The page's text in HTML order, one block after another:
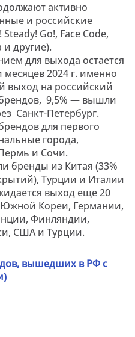
активно
и российские
Go!, Face Code,
другие).
для выхода остается
2024 г. именно
выход на российский
9,5% — вышли
Санкт-Петербург.
для первого
города,
и Сочи.
бренды из Китая (33%
Турции и Италии
выход еще 20
Кореи, Германии,
Финляндии,
США и Турции.
вышедших в РФ с